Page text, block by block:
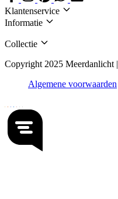
Klantenservice
Informatie
Collectie
Copyright 2025 Meerdanlicht |
Algemene voorwaarden